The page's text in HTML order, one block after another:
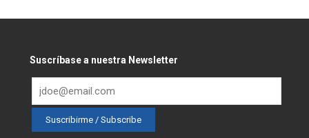
Suscríbase a nuestra Newsletter